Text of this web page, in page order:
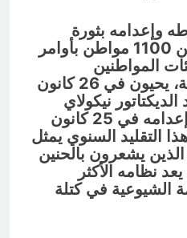
وإعدامه بثورة
شعبية، قتل فيها أكثر من 1100 مواطن بأوامر
المواطنين
الرومانيين وفي كل سنة، يحيون في 26 كانون
الديكتاتور نيكولاي
شاوشيسكو، ثم ذكرى إعدامه في 25 كانون
ديسمبر 1989. هذا التقليد السنوي يمثل
يشعرون بالحنين
نظامه الأكثر
الشيوعية في كتلة